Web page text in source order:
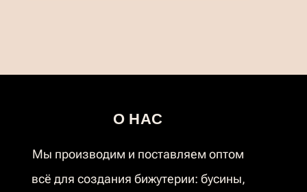
О НАС
Мы производим и поставляем оптом
всё для создания бижутерии: бусины,